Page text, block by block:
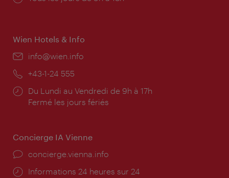
Wien Hotels & Info
E-
info@wien.info
Téléphone:
+43-1-24 555
Horaires
d'ouverture:
Du Lundi au Vendredi de 9h à 17h
Fermé les jours fériés
Concierge IA Vienne
Ort:
concierge.vienna.info
Öffnungszeiten:
Informations 24 heures sur 24